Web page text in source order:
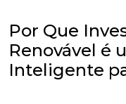
Por Que
Renovável é
Inteligente